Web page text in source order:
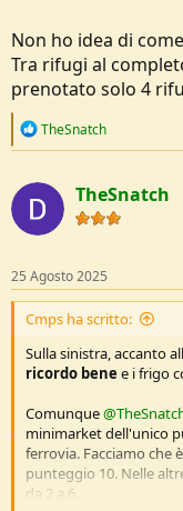
Non ho idea di
Tra rifugi al
prenotato solo 4
R
c
t
i
o
s
:
TheSnatch
TheSnatch
25 Agosto 2025
Cmps ha scritto:
Sulla sinistra, accanto
ricordo bene e i frigo
Comunque
minimarket dell'unico
ferrovia. Facciamo che
punteggio 10. Nelle
da 2 a 6.